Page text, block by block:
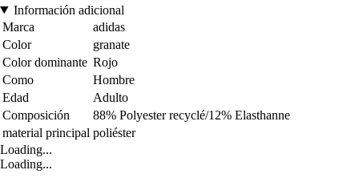
Información adicional
Marca
adidas
Color
granate
Color dominante Rojo
Como
Hombre
Edad
Adulto
Composición
88% Polyester recyclé/12% Elasthanne
material principal poliéster
Loading...
Loading...